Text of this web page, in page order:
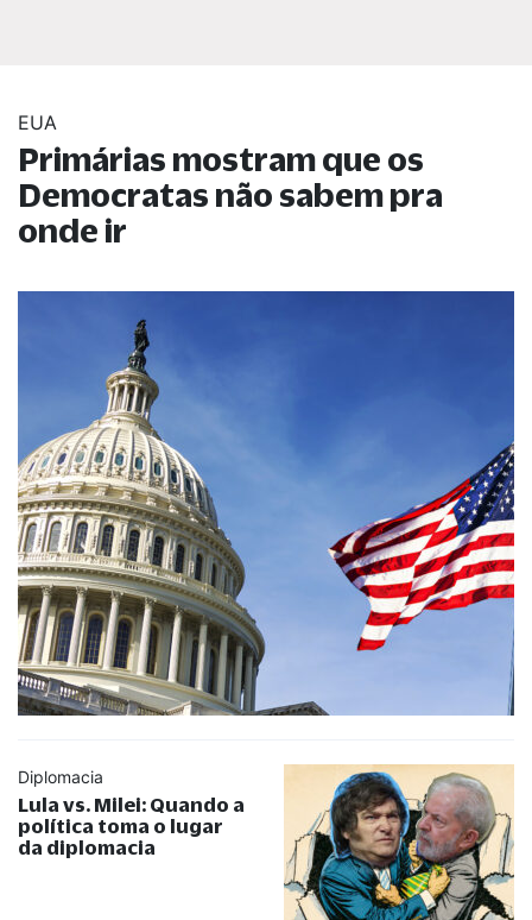
EUA
Primárias mostram que os
Democratas não sabem pra
onde ir
Diplomacia
Lula vs. Milei: Quando a
política toma o lugar
da diplomacia